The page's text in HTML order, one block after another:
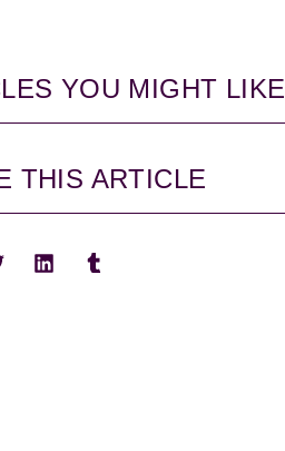
YOU MIGHT LIKE
THIS ARTICLE